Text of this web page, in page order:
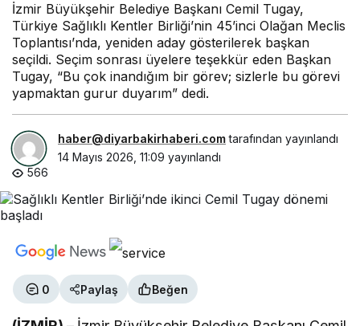
İzmir Büyükşehir Belediye Başkanı Cemil Tugay,
Türkiye Sağlıklı Kentler Birliği’nin 45’inci Olağan Meclis
Toplantısı’nda, yeniden aday gösterilerek başkan
seçildi. Seçim sonrası üyelere teşekkür eden Başkan
Tugay, “Bu çok inandığım bir görev; sizlerle bu görevi
yapmaktan gurur duyarım” dedi.
haber@diyarbakirhaberi.comtarafından yayınlandı
14 Mayıs 2026, 11:09 yayınlandı
566
0 Paylaş Beğen
katıldı